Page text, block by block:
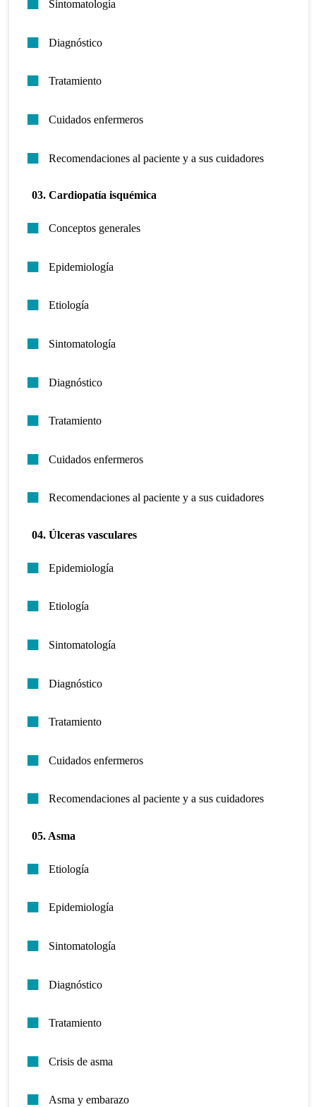
Sintomatología
Diagnóstico
Tratamiento
Cuidados enfermeros
Recomendaciones al paciente y a sus cuidadores
03. Cardiopatía isquémica
Conceptos generales
Epidemiología
Etiología
Sintomatología
Diagnóstico
Tratamiento
Cuidados enfermeros
Recomendaciones al paciente y a sus cuidadores
04. Úlceras vasculares
Epidemiología
Etiología
Sintomatología
Diagnóstico
Tratamiento
Cuidados enfermeros
Recomendaciones al paciente y a sus cuidadores
05. Asma
Etiología
Epidemiología
Sintomatología
Diagnóstico
Tratamiento
Crisis de asma
Asma y embarazo